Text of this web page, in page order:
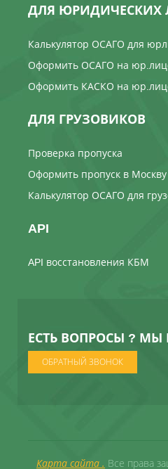
ДЛЯ ЮРИДИЧЕСКИХ
Калькулятор ОСАГО для
Оформить ОСАГО на
Оформить КАСКО на
ДЛЯ ГРУЗОВИКОВ
Проверка пропуска
Оформить пропуск в Москву
Калькулятор ОСАГО для
API
API восстановления КБМ
ЕСТЬ ВОПРОСЫ ?
ОБРАТНЫЙ ЗВОНОК
Карта сайта . Все права